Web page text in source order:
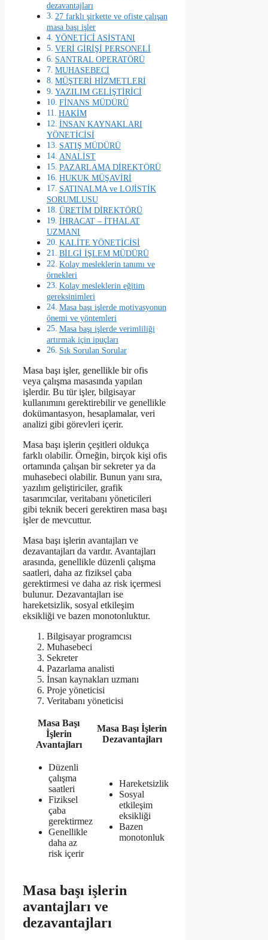
dezavantajları
27 farklı şirkette ve ofiste çalışan
masa başı işler
YÖNETİCİ ASİSTANI
VERİ GİRİŞİ PERSONELİ
SANTRAL OPERATÖRÜ
MUHASEBECİ
MÜŞTERİ HİZMETLERİ
YAZILIM GELİŞTİRİCİ
FİNANS MÜDÜRÜ
HAKİM
İNSAN KAYNAKLARI
YÖNETİCİSİ
SATIŞ MÜDÜRÜ
ANALİST
PAZARLAMA DİREKTÖRÜ
HUKUK MÜŞAVİRİ
SATINALMA ve LOJİSTİK
SORUMLUSU
ÜRETİM DİREKTÖRÜ
İHRACAT – İTHALAT
UZMANI
KALİTE YÖNETİCİSİ
BİLGİ İŞLEM MÜDÜRÜ
Kolay mesleklerin tanımı ve
örnekleri
Kolay mesleklerin eğitim
gereksinimleri
Masa başı işlerde motivasyonun
önemi ve yöntemleri
Masa başı işlerde verimliliği
artırmak için ipuçları
Sık Sorulan Sorular
Masa başı işler, genellikle bir ofis
veya çalışma masasında yapılan
işlerdir. Bu tür işler, bilgisayar
kullanımını gerektirebilir ve genellikle
dokümantasyon, hesaplamalar, veri
analizi gibi görevleri içerir.
Masa başı işlerin çeşitleri oldukça
farklı olabilir. Örneğin, birçok kişi ofis
ortamında çalışan bir sekreter ya da
muhasebeci olabilir. Bunun yanı sıra,
yazılım geliştiriciler, grafik
tasarımcılar, veritabanı yöneticileri
gibi teknik beceri gerektiren masa başı
işler de mevcuttur.
Masa başı işlerin avantajları ve
dezavantajları da vardır. Avantajları
arasında, genellikle düzenli çalışma
saatleri, daha az fiziksel çaba
gerektirmesi ve daha az risk içermesi
bulunur. Dezavantajları ise
hareketsizlik, sosyal etkileşim
eksikliği ve bazen monotonluktur.
Bilgisayar programcısı
Muhasebeci
Sekreter
Pazarlama analisti
İnsan kaynakları uzmanı
Proje yöneticisi
Veritabanı yöneticisi
Masa Başı
İşlerin
Avantajları
Masa Başı İşlerin
Dezavantajları
Düzenli
çalışma
saatleri
Fiziksel
çaba
gerektirmez
Genellikle
daha az
risk içerir
Hareketsizlik
Sosyal
etkileşim
eksikliği
Bazen
monotonluk
Masa başı işlerin
avantajları ve
dezavantajları